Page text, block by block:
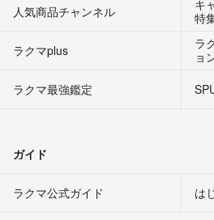
人気商品チャンネル
キ
特
ラクマplus
ラ
ョ
ラクマ最強鑑定
ガイド
ラクマ公式ガイド は